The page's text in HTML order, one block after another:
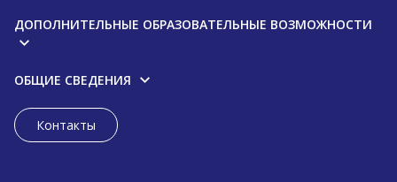
ДОПОЛНИТЕЛЬНЫЕ ОБРАЗОВАТЕЛЬНЫЕ ВОЗМОЖНОСТИ
ОБЩИЕ СВЕДЕНИЯ
Контакты